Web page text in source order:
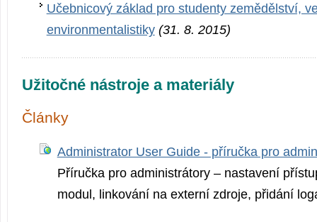
Učebnicový základ pro studenty zemědělství,
environmentalistiky (31. 8. 2015)
Užitočné nástroje a materiály
Články
Administrator User Guide - příručka pro
Příručka pro administrátory – nastavení
modul, linkování na externí zdroje, přidání